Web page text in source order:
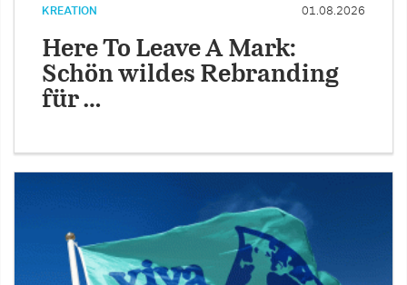
KREATION 01.08.2026
Here To Leave A Mark:
Schön wildes Rebranding
für …